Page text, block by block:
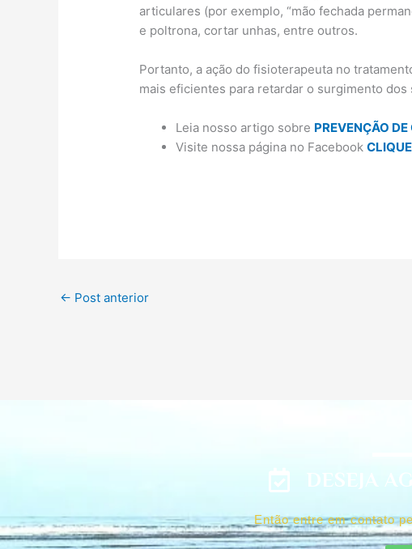
articulares (por exemplo, “mão fechada
e poltrona, cortar unhas, entre outros.
Portanto, a ação do fisioterapeuta no
mais eficientes para retardar o surgimento
Leia nosso artigo sobre PREVENÇÃO
Visite nossa página no Facebook
← Post anterior
DESEJA
Então entre em contato